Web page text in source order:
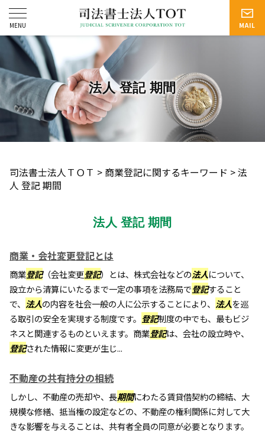
法人 登記 期間
司法書士法人ＴＯＴ > 商業登記に関するキーワード >法
人 登記 期間
法人 登記 期間
商業・会社変更登記とは
商業登記（会社変更登記）とは、株式会社などの法人について、
設立から清算にいたるまで一定の事項を法務局で登記すること
で、 法人の内容を社会一般の人に公示することにより、 法人を巡
る取引の安全を実現する制度です。 登記制度の中でも、最もビジ
ネスと関連するものといえます。商業登記は、会社の設立時や、
登記された情報に変更が生じ...
不動産の共有持分の相続
しかし、不動産の売却や、長期間にわたる賃貸借契約の締結、大
規模な修繕、抵当権の設定などの、不動産の権利関係に対して大
きな影響を与えることは、共有者全員の同意が必要となります。